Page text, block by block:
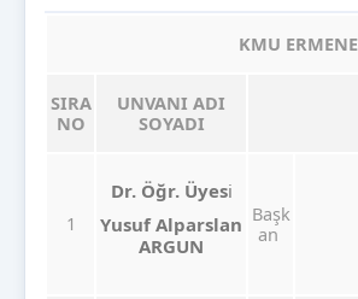
KMU
SIRA
NO
UNVANI ADI
SOYADI
1
Dr. Öğr. Üyesi
Yusuf Alparslan
ARGUN
Başk
an